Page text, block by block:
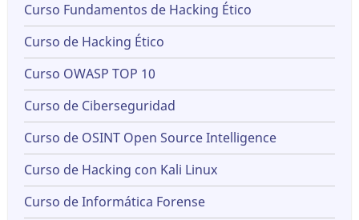
Curso Fundamentos de Hacking Ético
Curso de Hacking Ético
Curso OWASP TOP 10
Curso de Ciberseguridad
Curso de OSINT Open Source Intelligence
Curso de Hacking con Kali Linux
Curso de Informática Forense